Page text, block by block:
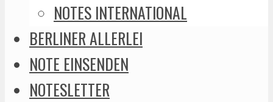
NOTES INTERNATIONAL
BERLINER ALLERLEI
NOTE EINSENDEN
NOTESLETTER